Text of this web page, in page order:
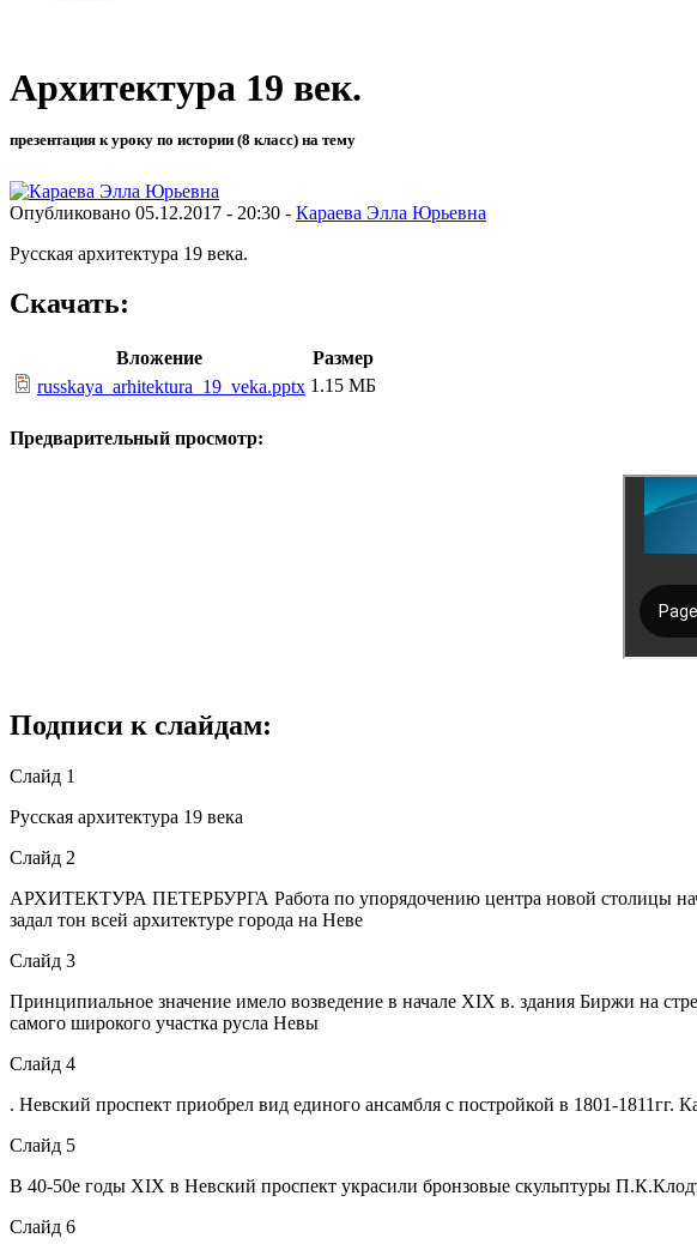
Архитектура 19 век.
презентация к уроку по истории (8 класс) на тему
Опубликовано 05.12.2017 - 20:30 - Караева Элла Юрьевна
Русская архитектура 19 века.
Скачать:
Вложение
Размер
russkaya_arhitektura_19_veka.pptx 1.15 МБ
Предварительный просмотр:
Подписи к слайдам:
Слайд 1
Русская архитектура 19 века
Слайд 2
АРХИТЕКТУРА ПЕТЕРБУРГА Работа по упорядочению центра новой столицы
задал тон всей архитектуре города на Неве
Слайд 3
Принципиальное значение имело возведение в начале XIX в. здания Биржи на
самого широкого участка русла Невы
Слайд 4
. Невский проспект приобрел вид единого ансамбля с постройкой в 1801-1811гг.
Слайд 5
В 40-50е годы XIX в Невский проспект украсили бронзовые скульптуры
Слайд 6